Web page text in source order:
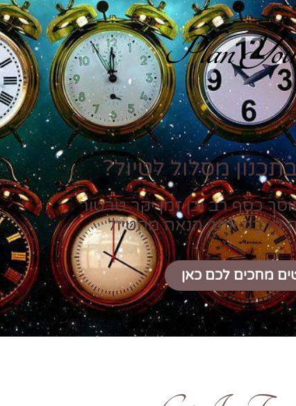
Plan
מסלול לטיול?
כסף רב וכן זמן יקר טרטור
הרבה יותר הנאה מהטיול
מחכים לכם כאן